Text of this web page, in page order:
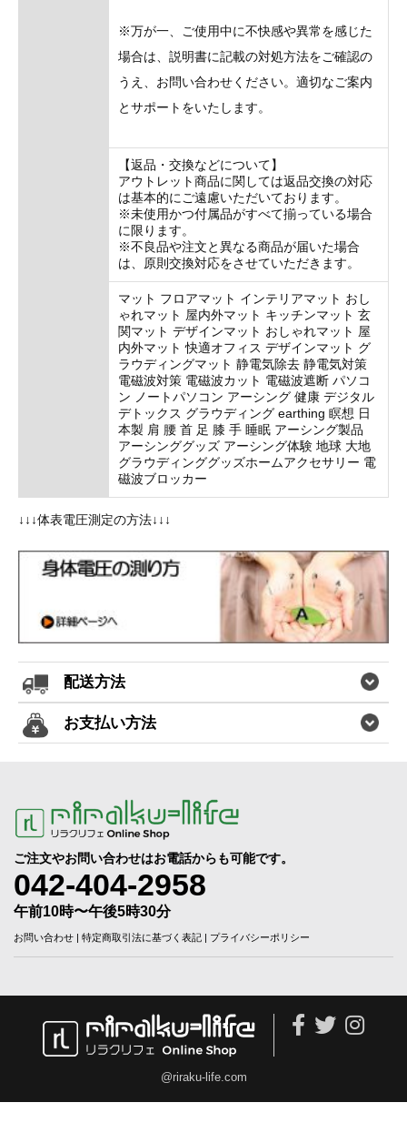
※万が一、ご使用中に不快感や異常を感じた
場合は、説明書に記載の対処方法をご確認の
うえ、お問い合わせください。適切なご案内
とサポートをいたします。
【返品・交換などについて】
アウトレット商品に関しては返品交換の対応
は基本的にご遠慮いただいております。
※未使用かつ付属品がすべて揃っている場合
に限ります。
※不良品や注文と異なる商品が届いた場合
は、原則交換対応をさせていただきます。
マット フロアマット インテリアマット おし
ゃれマット 屋内外マット キッチンマット 玄
関マット デザインマット おしゃれマット 屋
内外マット 快適オフィス デザインマット グ
ラウディングマット 静電気除去 静電気対策
電磁波対策 電磁波カット 電磁波遮断 パソコ
ン ノートパソコン アーシング 健康 デジタル
デトックス グラウディング earthing 瞑想 日
本製 肩 腰 首 足 膝 手 睡眠 アーシング製品
アーシンググッズ アーシング体験 地球 大地
グラウディンググッズホームアクセサリー 電
磁波ブロッカー
↓↓↓体表電圧測定の方法↓↓↓
配送方法
お支払い方法
ご注文やお問い合わせはお電話からも可能です。
042-404-2958
午前10時〜午後5時30分
お問い合わせ| 特定商取引法に基づく表記| プライバシーポリシー
@riraku-life.com